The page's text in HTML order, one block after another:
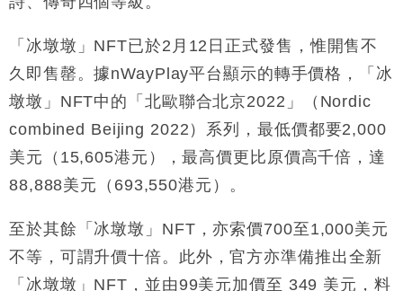
「冰墩墩」 NFT已於2 月 12 日正式發售，惟開售不
久即售罄。據nWayPlay平台顯示的轉手價格，「冰
墩墩」 NFT中的「北歐聯合北京2022 」（ Nordic
combined Beijing 2022 ）系列，最低價都要2,000
美元（ 15,605港元），最高價更比原價高千倍，達
88,888美元（ 693,550港元）。
至於其餘「冰墩墩」 NFT ，亦索價700至1,000美元
不等，可謂升價十倍。此外，官方亦準備推出全新
「冰墩墩」 NFT ，並由99美元加價至 349 美元，料